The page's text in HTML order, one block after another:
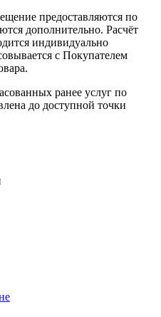
предоставляются по
дополнительно. Расчёт
индивидуально
с Покупателем
ранее услуг по
до доступной точки